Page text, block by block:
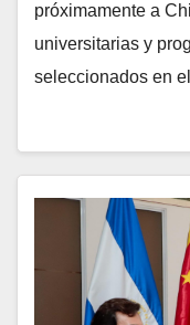
próximamente a
universitarias y
seleccionados en